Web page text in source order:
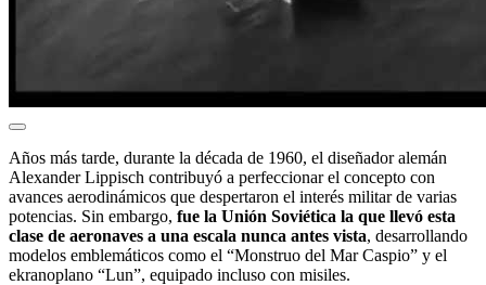
Años más tarde, durante la década de 1960, el diseñador alemán
Alexander Lippisch contribuyó a perfeccionar el concepto con
avances aerodinámicos que despertaron el interés militar de varias
potencias. Sin embargo, fue la Unión Soviética la que llevó esta
clase de aeronaves a una escala nunca antes vista, desarrollando
modelos emblemáticos como el “Monstruo del Mar Caspio” y el
ekranoplano “Lun”, equipado incluso con misiles.